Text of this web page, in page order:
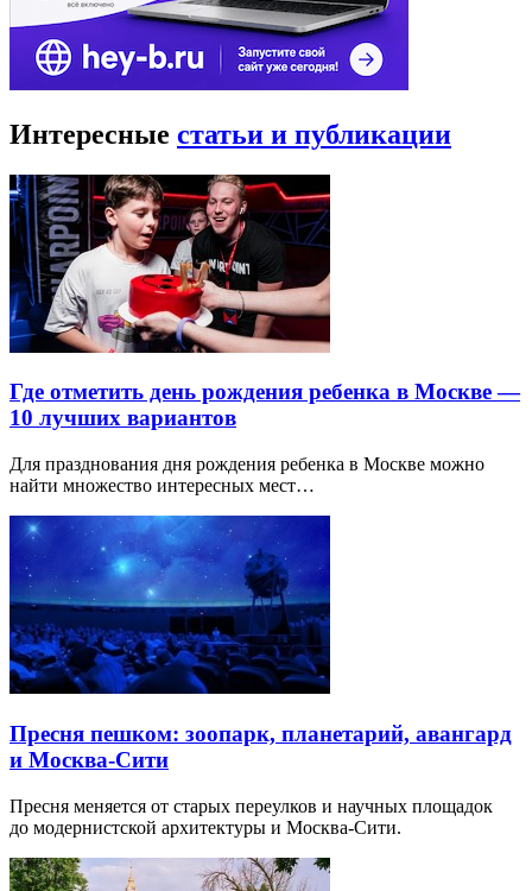
Интересные статьи и публикации
Где отметить день рождения ребенка в Москве —
10 лучших вариантов
Для празднования дня рождения ребенка в Москве можно
найти множество интересных мест…
Пресня пешком: зоопарк, планетарий, авангард
и Москва-Сити
Пресня меняется от старых переулков и научных площадок
до модернистской архитектуры и Москва-Сити.